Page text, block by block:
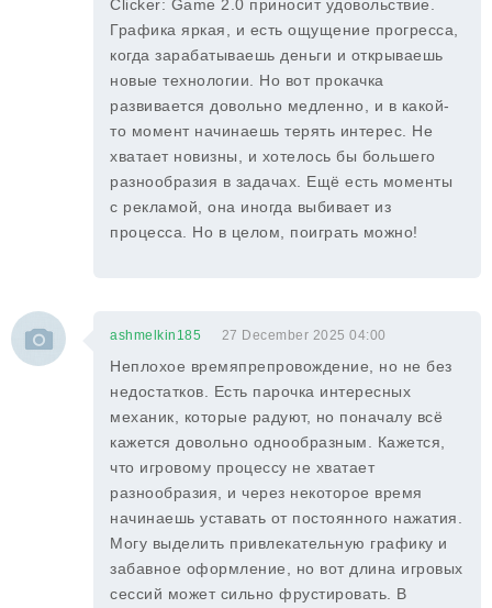
Clicker: Game 2.0 приносит удовольствие.
Графика яркая, и есть ощущение прогресса,
когда зарабатываешь деньги и открываешь
новые технологии. Но вот прокачка
развивается довольно медленно, и в какой-
то момент начинаешь терять интерес. Не
хватает новизны, и хотелось бы большего
разнообразия в задачах. Ещё есть моменты
с рекламой, она иногда выбивает из
процесса. Но в целом, поиграть можно!
ashmelkin185 27 December 2025 04:00
Неплохое времяпрепровождение, но не без
недостатков. Есть парочка интересных
механик, которые радуют, но поначалу всё
кажется довольно однообразным. Кажется,
что игровому процессу не хватает
разнообразия, и через некоторое время
начинаешь уставать от постоянного нажатия.
Могу выделить привлекательную графику и
забавное оформление, но вот длина игровых
сессий может сильно фрустировать. В